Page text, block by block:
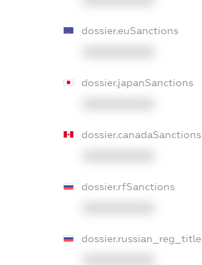
dossier.euSanctions
dossier.japanSanctions
dossier.canadaSanctions
dossier.rfSanctions
dossier.russian_reg_title